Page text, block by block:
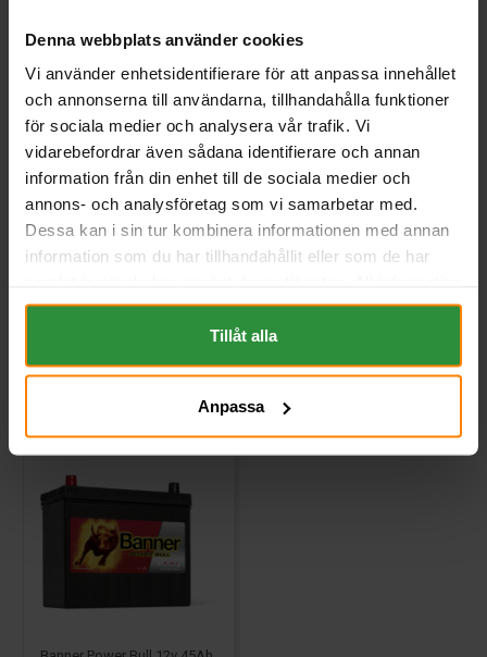
Denna webbplats använder cookies
Vi använder enhetsidentifierare för att anpassa innehållet
och annonserna till användarna, tillhandahålla funktioner
för sociala medier och analysera vår trafik. Vi
vidarebefordrar även sådana identifierare och annan
information från din enhet till de sociala medier och
annons- och analysföretag som vi samarbetar med.
Dessa kan i sin tur kombinera informationen med annan
information som du har tillhandahållit eller som de har
om "Cookies" och ditt val finner du på vår Cookie sida
längst ner i "footern" på sidan.
Tillåt alla
Anpassa
Varta Blue Dynamic 12v
45Ah B33
VARTA
Mått (mm) L=238 B=129 H=227 |
Webblager
Stockholm
Tudor TECHNICA 12V 45Ah
TB457
TUDOR
Mått (mm) L= 237 B= 127 H=
Webblager
Stockholm